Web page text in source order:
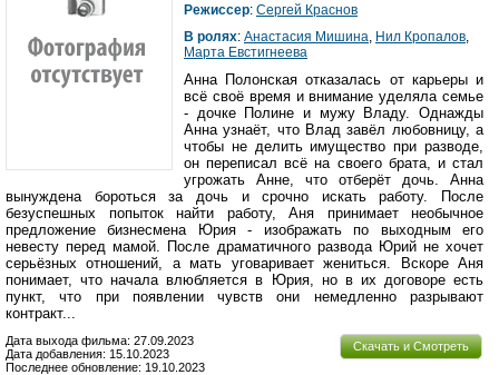
Режиссер: Сергей Краснов
В ролях: Анастасия Мишина, Нил Кропалов,
Марта Евстигнеева
Анна Полонская отказалась от карьеры и
всё своё время и внимание уделяла семье
- дочке Полине и мужу Владу. Однажды
Анна узнаёт, что Влад завёл любовницу, а
чтобы не делить имущество при разводе,
он переписал всё на своего брата, и стал
угрожать Анне, что отберёт дочь. Анна
вынуждена бороться за дочь и срочно искать работу. После
безуспешных попыток найти работу, Аня принимает необычное
предложение бизнесмена Юрия - изображать по выходным его
невесту перед мамой. После драматичного развода Юрий не хочет
серьёзных отношений, а мать уговаривает жениться. Вскоре Аня
понимает, что начала влюбляется в Юрия, но в их договоре есть
пункт, что при появлении чувств они немедленно разрывают
контракт...
Скачать и Смотреть
Дата выхода фильма: 27.09.2023
Дата добавления: 15.10.2023
Последнее обновление: 19.10.2023